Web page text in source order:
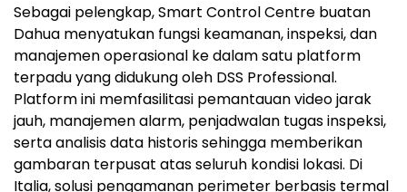
Sebagai pelengkap, Smart Control Centre buatan
Dahua menyatukan fungsi keamanan, inspeksi, dan
manajemen operasional ke dalam satu platform
terpadu yang didukung oleh DSS Professional.
Platform ini memfasilitasi pemantauan video jarak
jauh, manajemen alarm, penjadwalan tugas inspeksi,
serta analisis data historis sehingga memberikan
gambaran terpusat atas seluruh kondisi lokasi. Di
Italia, solusi pengamanan perimeter berbasis termal